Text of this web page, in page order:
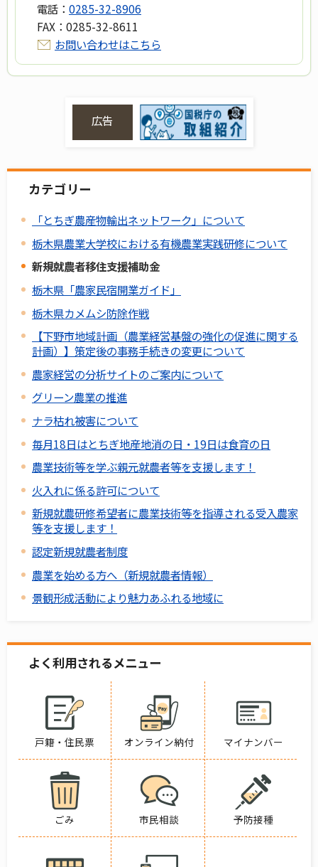
電話： 0285-32-8906
FAX： 0285-32-8611
お問い合わせはこちら
広告
カテゴリー
「とちぎ農産物輸出ネットワーク」について
栃木県農業大学校における有機農業実践研修について
新規就農者移住支援補助金
栃木県「農家民宿開業ガイド」
栃木県カメムシ防除作戦
【下野市地域計画（農業経営基盤の強化の促進に関する
計画）】策定後の事務手続きの変更について
農家経営の分析サイトのご案内について
グリーン農業の推進
ナラ枯れ被害について
毎月18日はとちぎ地産地消の日・19日は食育の日
農業技術等を学ぶ親元就農者等を支援します！
火入れに係る許可について
新規就農研修希望者に農業技術等を指導される受入農家
等を支援します！
認定新規就農者制度
農業を始める方へ（新規就農者情報）
景観形成活動により魅力あふれる地域に
よく利用されるメニュー
戸籍・住民票 オンライン納付 マイナンバー
ごみ 市民相談 予防接種